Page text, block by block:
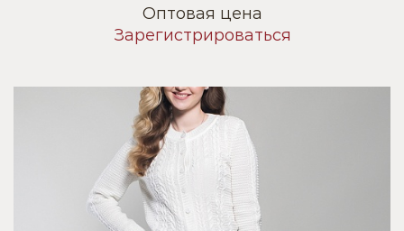
Оптовая цена
Зарегистрироваться